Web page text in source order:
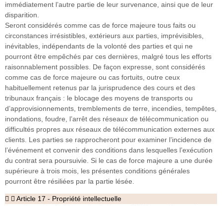
immédiatement l’autre partie de leur survenance, ainsi que de leur
disparition.
Seront considérés comme cas de force majeure tous faits ou
circonstances irrésistibles, extérieurs aux parties, imprévisibles,
inévitables, indépendants de la volonté des parties et qui ne
pourront être empêchés par ces dernières, malgré tous les efforts
raisonnablement possibles. De façon expresse, sont considérés
comme cas de force majeure ou cas fortuits, outre ceux
habituellement retenus par la jurisprudence des cours et des
tribunaux français : le blocage des moyens de transports ou
d’approvisionnements, tremblements de terre, incendies, tempêtes,
inondations, foudre, l’arrêt des réseaux de télécommunication ou
difficultés propres aux réseaux de télécommunication externes aux
clients. Les parties se rapprocheront pour examiner l’incidence de
l’événement et convenir des conditions dans lesquelles l’exécution
du contrat sera poursuivie. Si le cas de force majeure a une durée
supérieure à trois mois, les présentes conditions générales
pourront être résiliées par la partie lésée.
Article 17 - Propriété intellectuelle